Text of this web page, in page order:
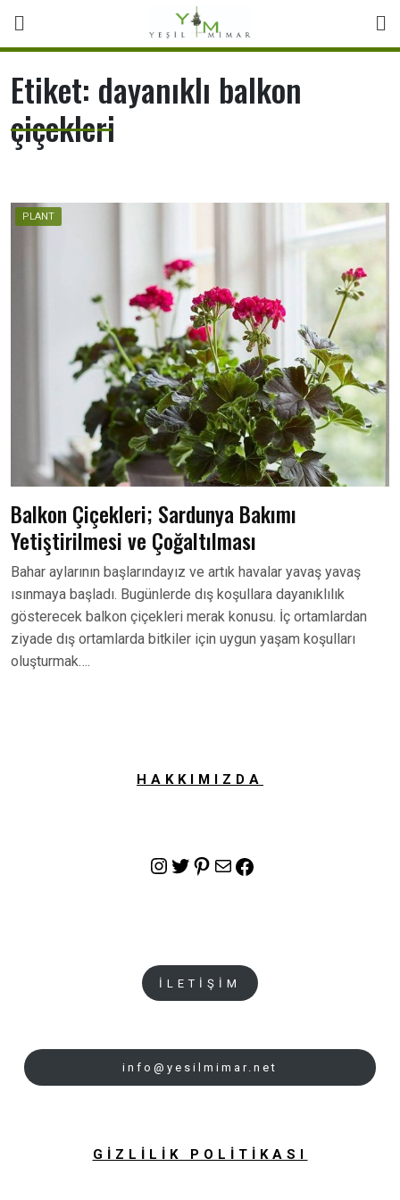
content
Etiket: dayanıklı balkon
çiçekleri
PLANT
Balkon Çiçekleri; Sardunya Bakımı
Yetiştirilmesi ve Çoğaltılması
Bahar aylarının başlarındayız ve artık havalar yavaş yavaş
ısınmaya başladı. Bugünlerde dış koşullara dayanıklılık
gösterecek balkon çiçekleri merak konusu. İç ortamlardan
ziyade dış ortamlarda bitkiler için uygun yaşam koşulları
oluşturmak….
HAKKIMIZDA
Instagram
Twitter
Pinterest
E-postaFacebook
İLETİŞİM
info@yesilmimar.net
GİZLİLİK POLİTİKASI